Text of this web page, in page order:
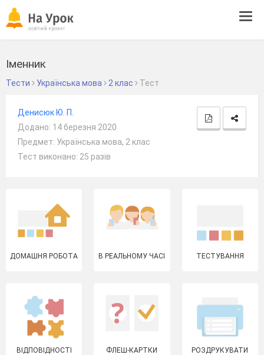
Іменник
Тести Українська мова 2 клас Тест
Денисюк Ю. П.
Додано: 14 березня 2020
Предмет: Українська мова, 2 клас
Тест виконано: 25 разів
ДОМАШНЯ РОБОТА В РЕАЛЬНОМУ ЧАСІ ТЕСТУВАННЯ
ВІДПОВІДНОСТІ ФЛЕШ-КАРТКИ РОЗДРУКУВАТИ